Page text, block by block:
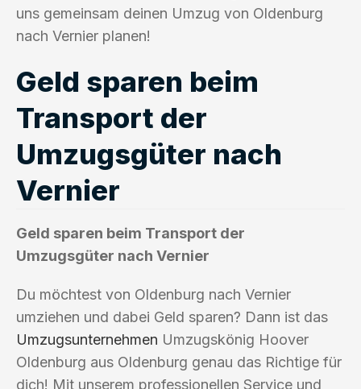
uns gemeinsam deinen Umzug von Oldenburg
nach Vernier planen!
Geld sparen beim
Transport der
Umzugsgüter nach
Vernier
Geld sparen beim Transport der
Umzugsgüter nach Vernier
Du möchtest von Oldenburg nach Vernier
umziehen und dabei Geld sparen? Dann ist das
Umzugsunternehmen Umzugskönig Hoover
Oldenburg aus Oldenburg genau das Richtige für
dich! Mit unserem professionellen Service und